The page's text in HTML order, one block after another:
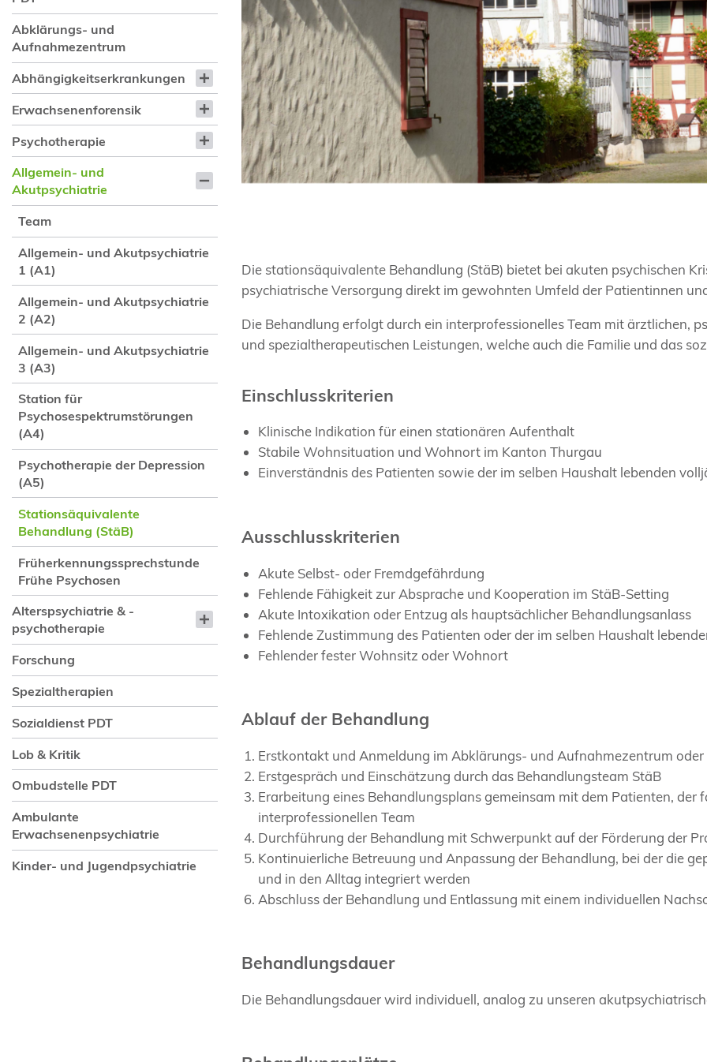
Abklärungs- und
Aufnahmezentrum
Abhängigkeitserkrankungen
Erwachsenenforensik
Psychotherapie
Allgemein- und
Akutpsychiatrie
Team
Allgemein- und Akutpsychiatrie
1 (A1)
Allgemein- und Akutpsychiatrie
2 (A2)
Allgemein- und Akutpsychiatrie
3 (A3)
Station für
Psychosespektrumstörungen
(A4)
Psychotherapie der Depression
(A5)
Stationsäquivalente
Behandlung (StäB)
Früherkennungssprechstunde
Frühe Psychosen
Alterspsychiatrie & -
psychotherapie
Forschung
Spezialtherapien
Sozialdienst PDT
Lob & Kritik
Ombudstelle PDT
Ambulante
Erwachsenenpsychiatrie
Kinder- und Jugendpsychiatrie
Die stationsäquivalente Behandlung (StäB) bietet bei akuten psychischen
psychiatrische Versorgung direkt im gewohnten Umfeld der Patientinnen
Die Behandlung erfolgt durch ein interprofessionelles Team mit ärztlichen,
und spezialtherapeutischen Leistungen, welche auch die Familie und das
Einschlusskriterien
Klinische Indikation für einen stationären Aufenthalt
Stabile Wohnsituation und Wohnort im Kanton Thurgau
Einverständnis des Patienten sowie der im selben Haushalt lebenden
Ausschlusskriterien
Akute Selbst- oder Fremdgefährdung
Fehlende Fähigkeit zur Absprache und Kooperation im StäB-Setting
Akute Intoxikation oder Entzug als hauptsächlicher Behandlungsanlass
Fehlende Zustimmung des Patienten oder der im selben Haushalt
Fehlender fester Wohnsitz oder Wohnort
Ablauf der Behandlung
Erstkontakt und Anmeldung im Abklärungs- und Aufnahmezentrum
Erstgespräch und Einschätzung durch das Behandlungsteam StäB
Erarbeitung eines Behandlungsplans gemeinsam mit dem Patienten,
interprofessionellen Team
Durchführung der Behandlung mit Schwerpunkt auf der Förderung der
Kontinuierliche Betreuung und Anpassung der Behandlung, bei der die
und in den Alltag integriert werden
Abschluss der Behandlung und Entlassung mit einem individuellen
Behandlungsdauer
Die Behandlungsdauer wird individuell, analog zu unseren